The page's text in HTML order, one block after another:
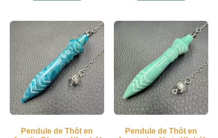
Pendule de Thôt en
Pendule de Thôt en